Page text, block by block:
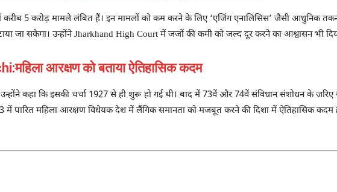
5 करोड़ मामले लंबित हैं। इन मामलों को कम करने के लिए ‘एजिंग एनालिसिस’ जैसी आधुनिक
जा सकेगा। उन्होंने Jharkhand High Court में जजों की कमी को जल्द दूर करने का आश्वासन भी
आरक्षण को बताया ऐतिहासिक कदम
कहा कि इसकी चर्चा 1927 से ही शुरू हो गई थी। बाद में 73वें और 74वें संविधान संशोधन के जरिए
में पारित महिला आरक्षण विधेयक देश में लैंगिक समानता को मजबूत करने की दिशा में ऐतिहासिक कदम